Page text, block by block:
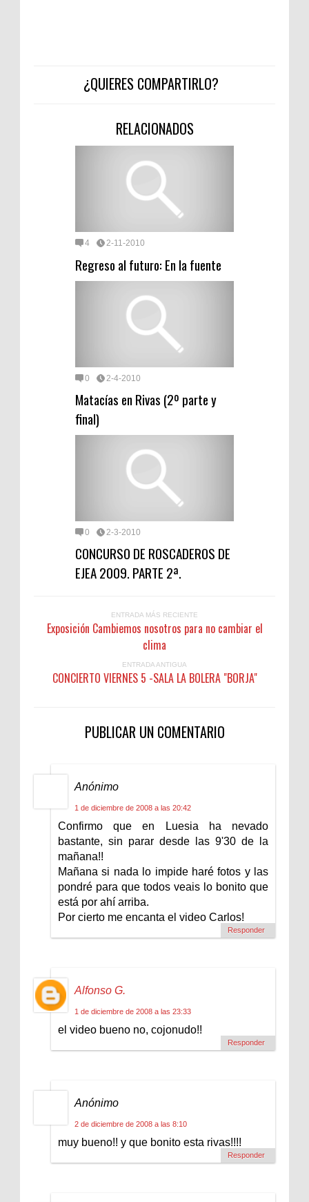
¿QUIERES COMPARTIRLO?
RELACIONADOS
4 2-11-2010
Regreso al futuro: En la fuente
0 2-4-2010
Matacías en Rivas (2º parte y
final)
0 2-3-2010
CONCURSO DE ROSCADEROS DE
EJEA 2009. PARTE 2ª.
ENTRADA MÁS RECIENTE
Exposición Cambiemos nosotros para no cambiar el
clima
ENTRADA ANTIGUA
CONCIERTO VIERNES 5 -SALA LA BOLERA "BORJA"
PUBLICAR UN COMENTARIO
Anónimo
1 de diciembre de 2008 a las 20:42
Confirmo que en Luesia ha nevado
bastante, sin parar desde las 9'30 de la
mañana!!
Mañana si nada lo impide haré fotos y las
pondré para que todos veais lo bonito que
está por ahí arriba.
Por cierto me encanta el video Carlos!
Responder
Alfonso G.
1 de diciembre de 2008 a las 23:33
el video bueno no, cojonudo!!
Responder
Anónimo
2 de diciembre de 2008 a las 8:10
muy bueno!! y que bonito esta rivas!!!!
Responder